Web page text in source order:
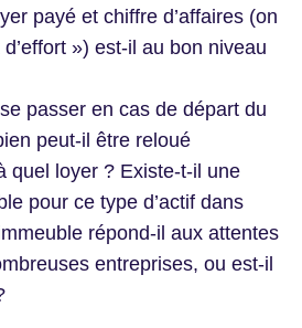
payé et chiffre d’affaires (on
») est-il au bon niveau
passer en cas de départ du
peut-il être reloué
quel loyer ? Existe-t-il une
pour ce type d’actif dans
répond-il aux attentes
entreprises, ou est-il